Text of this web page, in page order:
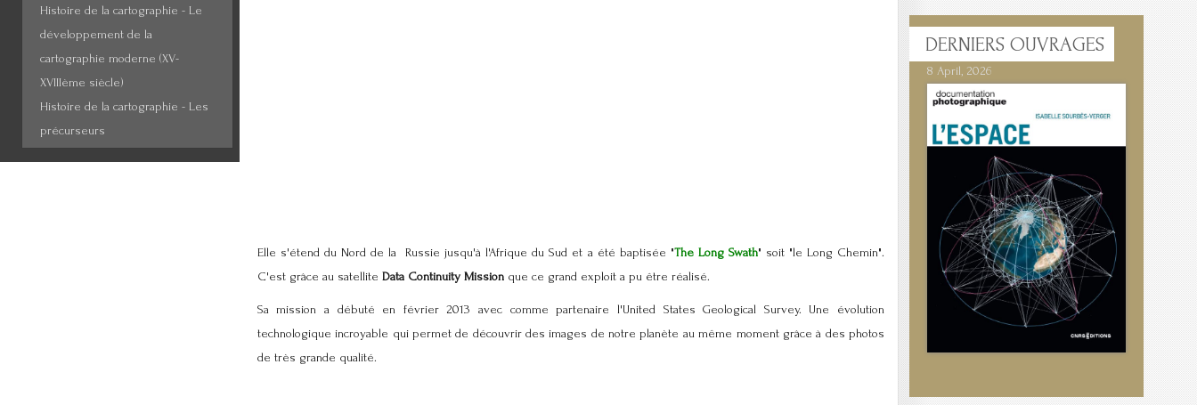
Elle s'étend du Nord de la Russie jusqu'à l'Afrique du Sud et a été baptisée "The Long Swath" soit "le Long Chemin".
C'est grâce au satellite Data Continuity Missionque ce grand exploit a pu être réalisé.
Sa mission a débuté en février 2013 avec comme partenaire l'United States Geological Survey. Une évolution
technologique incroyable qui permet de découvrir des images de notre planète au même moment grâce à des photos
de très grande qualité.
Histoire de la cartographie - Le
développement de la
cartographie moderne (XV-
XVIIIème siècle)
Histoire de la cartographie - Les
précurseurs
DERNIERS OUVRAGES
8 April, 2026